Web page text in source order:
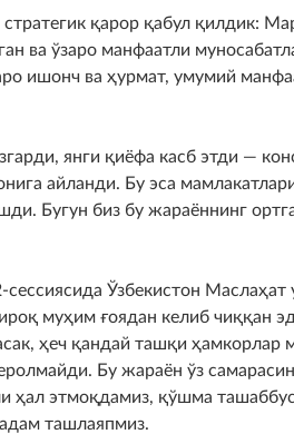
қарор қабул қилдик:
ва ўзаро манфаатли
ишонч ва ҳурмат, умумий
янги қиёфа касб этди —
айланди. Бу эса
Бугун биз бу жараённинг
Ўзбекистон Маслаҳат
муҳим ғоядан келиб чиққан
ҳеч қандай ташқи ҳамкорлар
Бу жараён ўз
ҳал этмоқдамиз, қўшма
ташлаяпмиз.